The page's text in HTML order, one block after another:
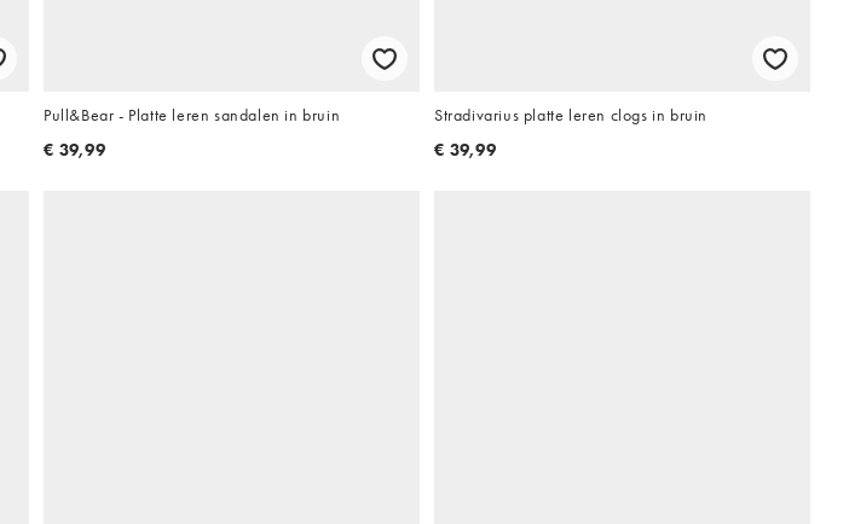
Pull&Bear - Platte leren sandalen in bruin
€ 39,99
Stradivarius platte leren clogs in bruin
€ 39,99